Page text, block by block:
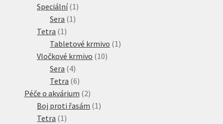
produkt
Speciální 1 1
Sera 1 1
Tetra 1 1
produkt
Tabletové krmivo 1 1
Vločkové krmivo 1010
Sera 44
produkty
Tetra 66
produktů
Péče o akvárium 22
produkty
Boj proti řasám 1 1
Tetra 1 1